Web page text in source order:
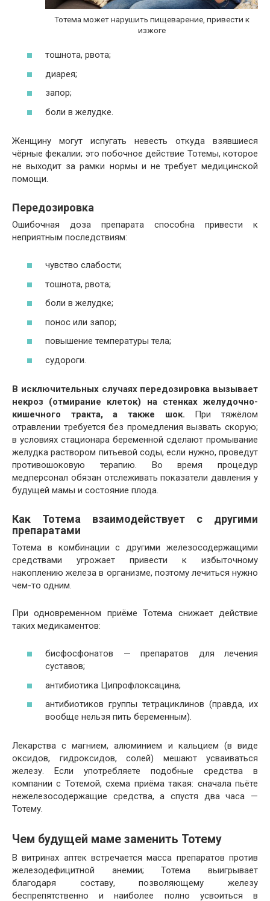
Тотема может нарушить пищеварение, привести к
изжоге
тошнота, рвота;
диарея;
запор;
боли в желудке.
Женщину могут испугать невесть откуда взявшиеся
чёрные фекалии; это побочное действие Тотемы, которое
не выходит за рамки нормы и не требует медицинской
помощи.
Передозировка
Ошибочная доза препарата способна привести к
неприятным последствиям:
чувство слабости;
тошнота, рвота;
боли в желудке;
понос или запор;
повышение температуры тела;
судороги.
В исключительных случаях передозировка вызывает
некроз (отмирание клеток) на стенках желудочно-
кишечного тракта, а также шок. При тяжёлом
отравлении требуется без промедления вызвать скорую;
в условиях стационара беременной сделают промывание
желудка раствором питьевой соды, если нужно, проведут
противошоковую терапию. Во время процедур
медперсонал обязан отслеживать показатели давления у
будущей мамы и состояние плода.
Как Тотема взаимодействует с другими
препаратами
Тотема в комбинации с другими железосодержащими
средствами угрожает привести к избыточному
накоплению железа в организме, поэтому лечиться нужно
чем-то одним.
При одновременном приёме Тотема снижает действие
таких медикаментов:
бисфосфонатов — препаратов для лечения
суставов;
антибиотика Ципрофлоксацина;
антибиотиков группы тетрациклинов (правда, их
вообще нельзя пить беременным).
Лекарства с магнием, алюминием и кальцием (в виде
оксидов, гидроксидов, солей) мешают усваиваться
железу. Если употребляете подобные средства в
компании с Тотемой, схема приёма такая: сначала пьёте
нежелезосодержащие средства, а спустя два часа —
Тотему.
Чем будущей маме заменить Тотему
В витринах аптек встречается масса препаратов против
железодефицитной анемии; Тотема выигрывает
благодаря составу, позволяющему железу
беспрепятственно и наиболее полно усвоиться в